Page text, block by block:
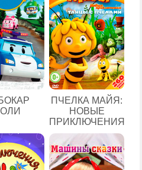
ПЧЕЛКА МАЙЯ:
НОВЫЕ
ПРИКЛЮЧЕНИЯ